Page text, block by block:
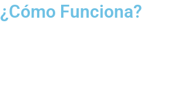
¿Cómo Funciona?